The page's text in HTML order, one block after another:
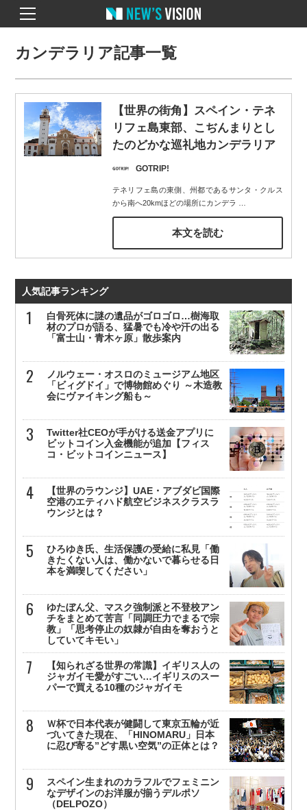
カンデラリア記事一覧
【世界の街角】スペイン・テネ
リフェ島東部、こぢんまりとし
たのどかな巡礼地カンデラリア
GOTRIP!
テネリフェ島の東側、州都であるサンタ・クルス
から南へ20kmほどの場所にカンデラ
本文を読む
人気記事ランキング
白骨死体に謎の遺品がゴロゴロ…樹海取
材のプロが語る、猛暑でも冷や汗の出る
「富士山・青木ヶ原」散歩案内
ノルウェー・オスロのミュージアム地区
「ビィグドイ」で博物館めぐり ～木造教
会にヴァイキング船も～
Twitter社CEOが手がける送金アプリに
ビットコイン入金機能が追加【フィス
コ・ビットコインニュース】
【世界のラウンジ】UAE・アブダビ国際
空港のエティハド航空ビジネスクラスラ
ウンジとは？
ひろゆき氏、生活保護の受給に私見「働
きたくない人は、働かないで暮らせる日
本を満喫してください」
ゆたぼん父、マスク強制派と不登校アン
チをまとめて苦言「同調圧力でまるで宗
教」「思考停止の奴隷が自由を奪おうと
していてキモい」
【知られざる世界の常識】イギリス人の
ジャガイモ愛がすごい…イギリスのスー
パーで買える10種のジャガイモ
Ｗ杯で日本代表が健闘して東京五輪が近
づいてきた現在、「HINOMARU」日本
に忍び寄る”どす黒い空気”の正体とは？
スペイン生まれのカラフルでフェミニン
なデザインのお洋服が揃うデルポソ
（DELPOZO）